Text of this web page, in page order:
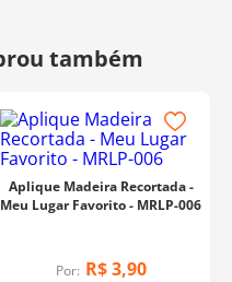
Aplique Madeira Recortada -
Meu Lugar Favorito - MRLP-006
Por: R$ 3,90